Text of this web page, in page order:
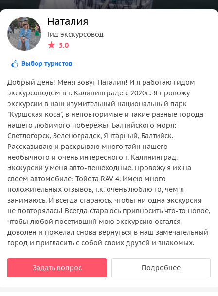
Наталия
Гид экскурсовод
5.0
Выбор туристов
Добрый день! Меня зовут Наталия! И я работаю гидом
экскурсоводом в г. Калининграде с 2020г.. Я провожу
экскурсии в наш изумительный национальный парк
"Куршская коса", в неповторимые и такие разные города
нашего любимого побережья Балтийского моря:
Светлогорск, Зеленоградск, Янтарный, Балтийск.
Рассказываю и раскрываю много тайн нашего
необычного и очень интересного г. Калининград.
Экскурсии у меня авто-пешеходные. Провожу я их на
своем автомобиле: Тойота RAV 4. Имею много
положительных отзывов, т.к. очень люблю то, чем я
занимаюсь. И всегда стараюсь, чтобы ни одна экскурсия
не повторялась! Всегда стараюсь привносить что-то новое,
чтобы любой посетивший мою экскурсию остался
доволен и пожелал снова вернуться в наш замечательный
город и пригласить с собой своих друзей и знакомых.
Задать вопрос Подробнее